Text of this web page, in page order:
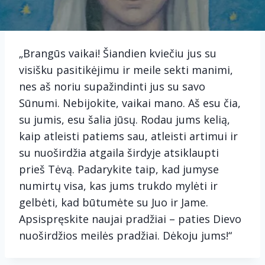
„Brangūs vaikai! Šiandien kviečiu jus su
visišku pasitikėjimu ir meile sekti manimi,
nes aš noriu supažindinti jus su savo
Sūnumi. Nebijokite, vaikai mano. Aš esu čia,
su jumis, esu šalia jūsų. Rodau jums kelią,
kaip atleisti patiems sau, atleisti artimui ir
su nuoširdžia atgaila širdyje atsiklaupti
prieš Tėvą. Padarykite taip, kad jumyse
numirtų visa, kas jums trukdo mylėti ir
gelbėti, kad būtumėte su Juo ir Jame.
Apsispręskite naujai pradžiai – paties Dievo
nuoširdžios meilės pradžiai. Dėkoju jums!“